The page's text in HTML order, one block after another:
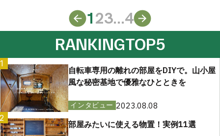
123...4
RANKINGTOP5
1
自転車専用の離れの部屋をDIYで。山小屋
風な秘密基地で優雅なひとときを
インタビュー 2023.08.08
2
部屋みたいに使える物置！実例11選